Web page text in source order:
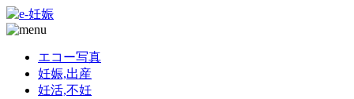
エコー写真
妊娠,出産
妊活,不妊